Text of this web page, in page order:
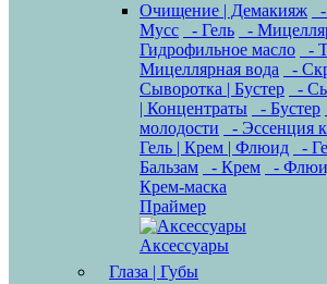
Очищение | Демакияж
Мусс
- Гель -
Гидрофильное масло
-
Мицеллярная вода
-
Сыворотка | Бустер
-
| Концентраты
- Бустер
молодости
- Эссенция
Гель | Крем | Флюид
-
Бальзам
- Крем -
Крем-маска
Праймер
Аксессуары
Глаза | Губы